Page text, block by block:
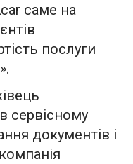
саме на
послуги
сервісному
документів і